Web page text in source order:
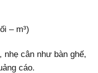
– m³)
nhẹ cân như bàn ghế,
cáo.